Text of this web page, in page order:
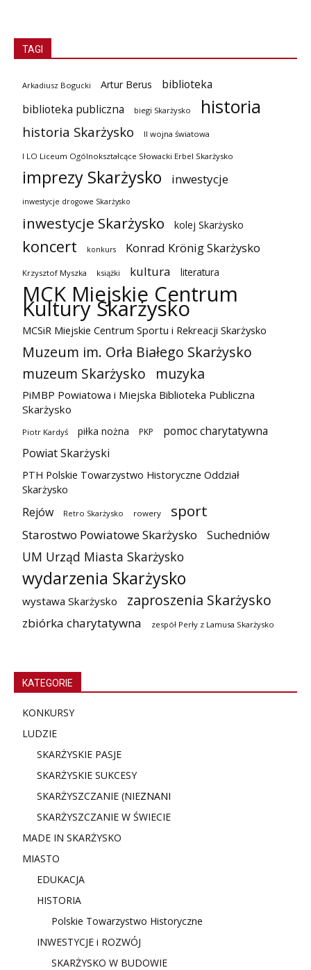
TAGI
Arkadiusz Bogucki Artur Berus
biblioteka
biblioteka publiczna
biegi Skarżysko historia
historia Skarżysko II wojna światowa
I LO Liceum Ogólnokształcące Słowacki Erbel Skarżysko
imprezy Skarżysko inwestycje
inwestycje drogowe Skarżysko
inwestycje Skarżysko kolej Skarżysko
koncert konkurs Konrad Krönig Skarżysko
Krzysztof Myszka książki kultura literatura
MCK Miejskie Centrum
Kultury Skarżysko
MCSiR Miejskie Centrum Sportu i Rekreacji Skarżysko
Muzeum im. Orła Białego Skarżysko
muzeum Skarżysko
muzyka
PiMBP Powiatowa i Miejska Biblioteka Publiczna
Skarżysko
Piotr Kardyś piłka nożna PKP
pomoc charytatywna
Powiat Skarżyski
PTH Polskie Towarzystwo Historyczne Oddział
Skarżysko
Rejów Retro Skarżysko rowery sport
Starostwo Powiatowe Skarżysko Suchedniów
UM Urząd Miasta Skarżysko
wydarzenia Skarżysko
wystawa Skarżysko zaproszenia Skarżysko
zbiórka charytatywna zespół Perły z Lamusa Skarżysko
KATEGORIE
KONKURSY
LUDZIE
SKARŻYSKIE PASJE
SKARŻYSKIE SUKCESY
SKARŻYSZCZANIE (NIEZNANI
SKARŻYSZCZANIE W ŚWIECIE
MADE IN SKARŻYSKO
MIASTO
EDUKACJA
HISTORIA
Polskie Towarzystwo Historyczne
INWESTYCJE i ROZWÓJ
SKARŻYSKO W BUDOWIE